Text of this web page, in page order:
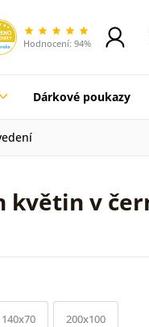
Hodnocení: 94%
Dárkové poukazy
květin v
140x70 200x100